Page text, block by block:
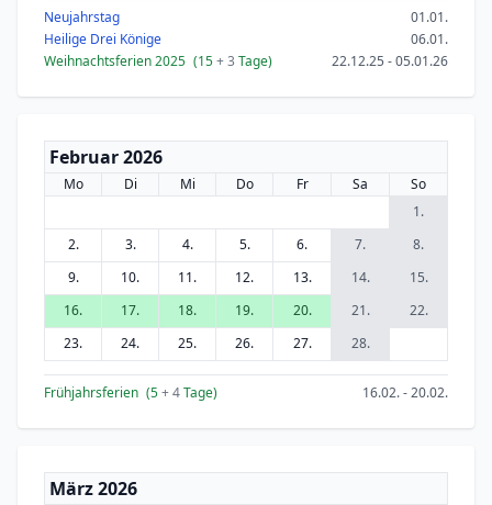
Neujahrstag
01.01.
Heilige Drei Könige
06.01.
Weihnachtsferien 2025 (15+ 3 Tage) 22.12.25 - 05.01.26
Februar 2026
Mo Di Mi Do Fr Sa
So
1.
2.
3. 4. 5. 6. 7.
8.
9.
10. 11. 12. 13. 14.
15.
16.
17. 18. 19. 20. 21.
22.
23.
24. 25. 26. 27. 28.
Frühjahrsferien (5+ 4Tage) 16.02. - 20.02.
März 2026